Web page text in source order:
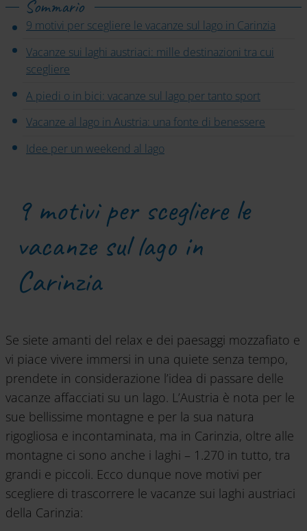
Sommario
9 motivi per scegliere le vacanze sul lago in Carinzia
Vacanze sui laghi austriaci: mille destinazioni tra cui
scegliere
A piedi o in bici: vacanze sul lago per tanto sport
Vacanze al lago in Austria: una fonte di benessere
Idee per un weekend al lago
9 motivi per scegliere le
vacanze sul lago in
Carinzia
Se siete amanti del relax e dei paesaggi mozzafiato e
vi piace vivere immersi in una quiete senza tempo,
prendete in considerazione l’idea di passare delle
vacanze affacciati su un lago. L’Austria è nota per le
sue bellissime montagne e per la sua natura
rigogliosa e incontaminata, ma in Carinzia, oltre alle
montagne ci sono anche i laghi – 1.270 in tutto, tra
grandi e piccoli. Ecco dunque nove motivi per
scegliere di trascorrere le vacanze sui laghi austriaci
della Carinzia: